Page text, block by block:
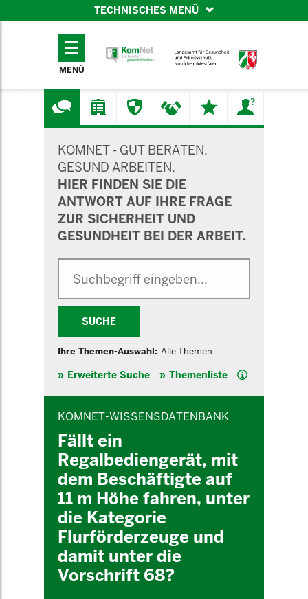
TECHNISCHES MENÜ
TECHNISCHES
MENÜ
KOMNET - GUT BERATEN.
GESUND ARBEITEN.
HIER FINDEN SIE DIE
ANTWORT AUF IHRE FRAGE
ZUR SICHERHEIT UND
GESUNDHEIT BEI DER ARBEIT.
SUCHE
Ihre Themen-Auswahl: Alle Themen
Erweiterte Suche Themenliste Hilfe
KOMNET-WISSENSDATENBANK
Fällt ein
Regalbediengerät, mit
dem Beschäftigte auf
11 m Höhe fahren, unter
die Kategorie
Flurförderzeuge und
damit unter die
Vorschrift 68?